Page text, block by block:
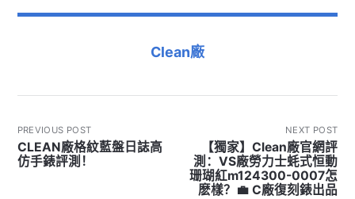
Clean廠
PREVIOUS POST
CLEAN廠格紋藍盤日誌高
仿手錶評測！
NEXT POST
【獨家】Clean廠官網評
測：VS廠勞力士蚝式恒動
珊瑚紅m124300-0007怎
麽樣？💼 C廠復刻錶出品